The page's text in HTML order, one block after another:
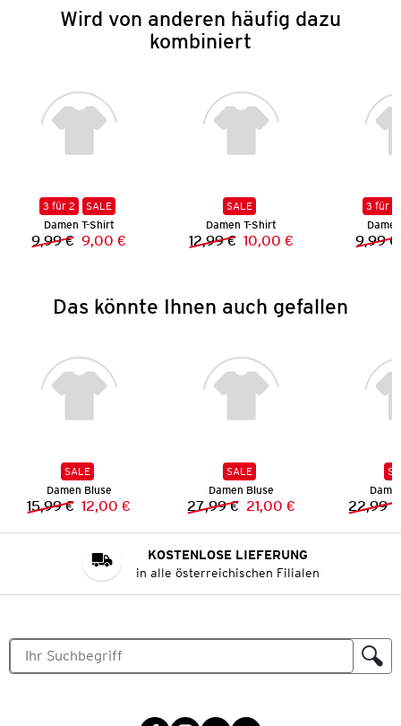
Wird von anderen häufig dazu
kombiniert
3 für 2
SALE
Damen T-Shirt
Vorheriger Preis:
9,99 € Neuer Preis:
9,00 €
SALE
Damen T-Shirt
Vorheriger Preis:
12,99 € Neuer Preis:
10,00 €
3 für 2
9,99 €
Das könnte Ihnen auch gefallen
SALE
Damen Bluse
Vorheriger Preis:
15,99 € Neuer Preis:
12,00 €
SALE
Damen Bluse
Vorheriger Preis:
27,99 € Neuer Preis:
21,00 € 22,99 €
KOSTENLOSE LIEFERUNG
in alle österreichischen Filialen